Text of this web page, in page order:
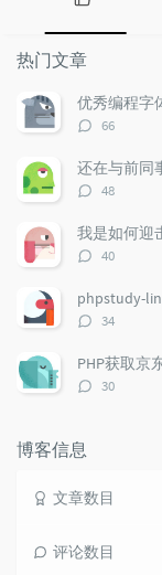
热
门
文
章
热门文章
优秀编程字
评
数：
66
还在与前同
评
数：
48
我是如何迎
评
数：
40
phpstudy-
评
数：
34
PHP获取京
评
30
博客信息
文章数目
评论数目